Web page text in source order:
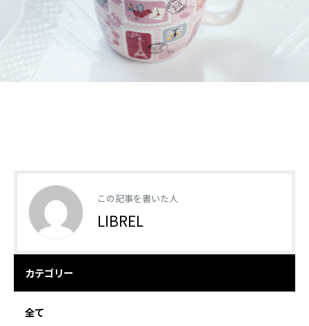
この記事を書いた人
LIBREL
カテゴリー
全て